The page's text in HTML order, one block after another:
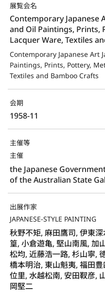
展覧会名
Contemporary Japanese
and Oil Paintings, Prints,
Lacquer Ware, Textiles
Contemporary Japanese Art
Paintings, Prints, Pottery,
Textiles and Bamboo Crafts
会期
1958-11
主催等
主催
the Japanese
of the Australian State
出展作家
JAPANESE-STYLE PAINTING
秋野不矩, 麻田鷹司, 伊東
篁, 小倉遊亀, 堅山南風, 加
松均, 近藤浩一路, 杉山寧,
橋本明治, 東山魁夷, 福田
位里, 水越松南, 安田靫彦,
岡堅二